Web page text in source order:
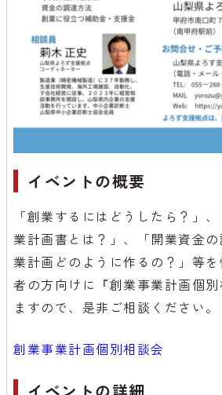
イベントの概要
「創業するにはどうしたら？」
業計画書とは？」、「開業資金
業計画どのように作るの？」等
者の方向けに『創業事業計画個
ますので、是非ご相談ください。
創業事業計画個別相談会